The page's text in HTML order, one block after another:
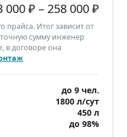
000 ₽ – 258 000 ₽
прайса. Итог зависит от
сумму инженер
в договоре она
до 9 чел.
1800 л/сут
450 л
до 98%